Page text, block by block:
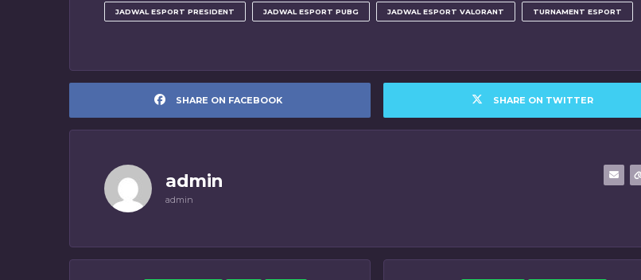
JADWAL ESPORT PRESIDENT JADWAL ESPORT PUBG JADWAL ESPORT VALORANT TURNAMENT ESPORT
SHARE ON FACEBOOK SHARE ON TWITTER
admin
admin